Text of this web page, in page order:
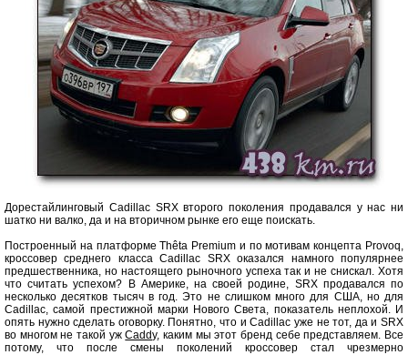
Дорестайлинговый Cadillac SRX второго поколения продавался у нас ни
шатко ни валко, да и на вторичном рынке его еще поискать.
Построенный на платформе Thêta Premium и по мотивам концепта Provoq,
кроссовер среднего класса Cadillac SRX оказался намного популярнее
предшественника, но настоящего рыночного успеха так и не снискал. Хотя
что считать успехом? В Америке, на своей родине, SRX продавался по
несколько десятков тысяч в год. Это не слишком много для США, но для
Cadillac, самой престижной марки Нового Света, показатель неплохой. И
опять нужно сделать оговорку. Понятно, что и Cadillac уже не тот, да и SRX
во многом не такой ужCaddy, каким мы этот бренд себе представляем. Все
потому, что после смены поколений кроссовер стал чрезмерно